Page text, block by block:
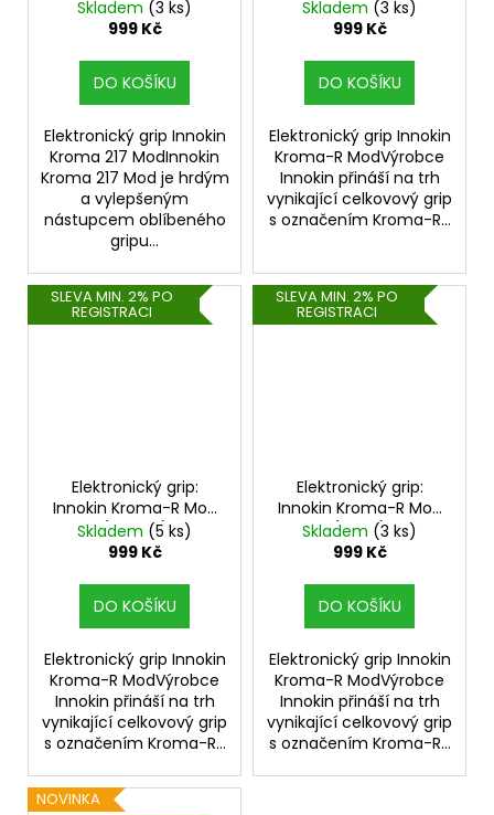
(River Wood)
Skladem (3 ks)
999 Kč
DO KOŠÍKU
Elektronický grip Innokin
Kroma 217 ModInnokin
Kroma 217 Mod je hrdým
a vylepšeným
nástupcem oblíbeného
gripu...
(Gun Metal)
Skladem (3 ks)
999 Kč
DO KOŠÍKU
Elektronický grip Innokin
Kroma-R ModVýrobce
Innokin přináší na trh
vynikající celkovový grip
s označením Kroma-R...
SLEVA MIN. 2% PO
REGISTRACI
Elektronický grip:
Innokin Kroma-R Mod
(Bronze)
Skladem (5 ks)
999 Kč
DO KOŠÍKU
Elektronický grip Innokin
Kroma-R ModVýrobce
Innokin přináší na trh
vynikající celkovový grip
s označením Kroma-R...
SLEVA MIN. 2% PO
REGISTRACI
Elektronický grip:
Innokin Kroma-R Mod
(Black)
Skladem (3 ks)
999 Kč
DO KOŠÍKU
Elektronický grip Innokin
Kroma-R ModVýrobce
Innokin přináší na trh
vynikající celkovový grip
s označením Kroma-R...
NOVINKA